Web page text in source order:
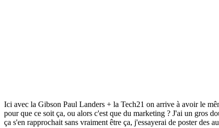
Ici avec la Gibson Paul Landers + la Tech21 on arrive à avoir le
pour que ce soit ça, ou alors c'est que du marketing ? J'ai un gros
ça s'en rapprochait sans vraiment être ça, j'essayerai de poster des